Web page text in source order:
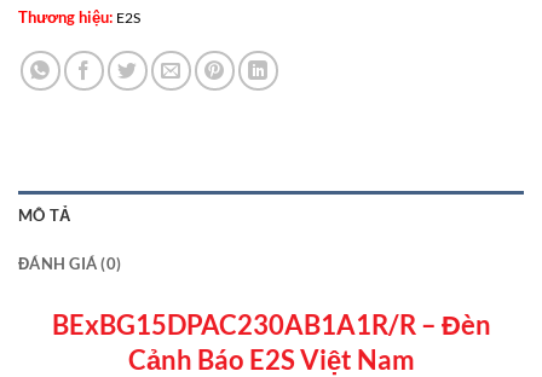
Thương hiệu: E2S
MÔ TẢ
ĐÁNH GIÁ (0)
BExBG15DPAC230AB1A1R/R – Đèn
Cảnh Báo E2S Việt Nam